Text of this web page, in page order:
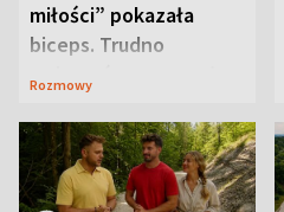
miłości” pokazała
biceps. Trudno
uwierzyć, co przeszła
Rozmowy